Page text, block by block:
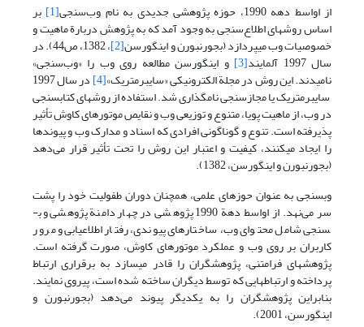
از اواسط دهه 1990، حوزه پژوهشی جدیدی به نام وب‌سنجی
[1] بر
اساس روشهای اطلاع‌سنجی به وجود آمد که به پژوهش دربارة ماهیت و
خصوصیات وب می­پردازد (بجورنبورن و اینگورسن[2] ، 1382، ص44). در
سال 1997 آلمایند [3] و اینگورسن مطالعه روی وب را «وب‌سنجی»
نامیدند. این روش در مجلة الکترونیکی «سایبرمتریک»[4] در سال 1997
سایبرمتریک یا مجاز­سنجی نامگذاری شد. استفاده از روشهای کتاب­سنجی
در وب، از ماهیت پویا، متنوع و توزیعی وب و نقایص موتورهای کاوش تأثیر
پذیرفته است. تنوع و گوناگونی افرادی که اسناد و مدارک وب و پیوندها
را ایجاد می­کنند، کیفیت و اعتبار این روش را تحت تأثیر قرار می‌دهد
(بجورنبورن و اینگورسن، 1382).
وب­سنجی به عنوان حوزه­ای علمی، همچنان دوران طفولیت خود را پشت
سر می‌نهد. از اواسط دهة 1990 پژوهشی در چهار دامنة پژوهشی وب­
سنجی شامل محتوای وب، ساختارهای پیوندی، رفتار اطلاع­یابی و مرور
کاربران بر روی وب و عملکرد موتورهای کاوش، صورت گرفته است.
پژوهشهای فرامتنی، پژوهشگران را قادر می­سازد به برقراری ارتباط
پرداخته و ارتباطهایی که توسط دیگران ساخته شده است، پیروی نمایند.
بنابراین پژوهشگران را به یکدیگر پیوند می‌دهد (بجورنبورن و
اینگورسن، 2001).